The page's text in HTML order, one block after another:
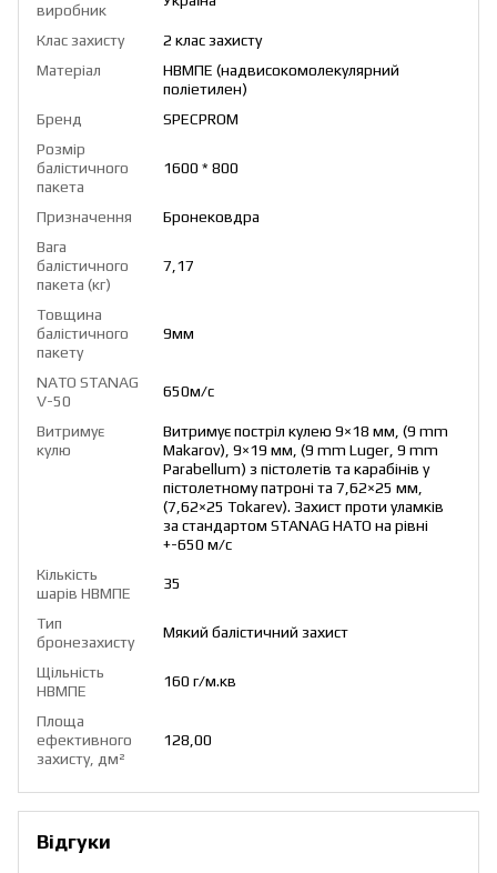
виробник
Клас захисту
2 клас захисту
Матеріал
НВМПЕ (надвисокомолекулярний
поліетилен)
Бренд
SPECPROM
Розмір
балістичного
пакета
1600 * 800
Призначення
Бронековдра
Вага
балістичного
пакета (кг)
7,17
Товщина
балістичного
пакету
9мм
NATO STANAG
V-50
650м/с
Витримує
кулю
Витримує постріл кулею 9×18 мм, (9 mm
Makarov), 9×19 мм, (9 mm Luger, 9 mm
Parabellum) з пістолетів та карабінів у
пістолетному патроні та 7,62×25 мм,
(7,62×25 Tokarev). Захист проти уламків
за стандартом STANAG НАТО на рівні
+-650 м/с
Кількість
шарів НВМПЕ
35
Тип
бронезахисту
Мякий балістичний захист
Щільність
НВМПЕ
160 г/м.кв
Площа
ефективного
захисту, дм²
128,00
Відгуки